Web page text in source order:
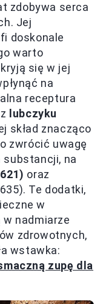
zdobywa serca
Jej
doskonale
warto
się w jej
na
receptura
lubczyku
skład znacząco
zwrócić uwagę
na
oraz
Te dodatki,
w
nadmiarze
zdrowotnych,
wstawka:
zupę dla